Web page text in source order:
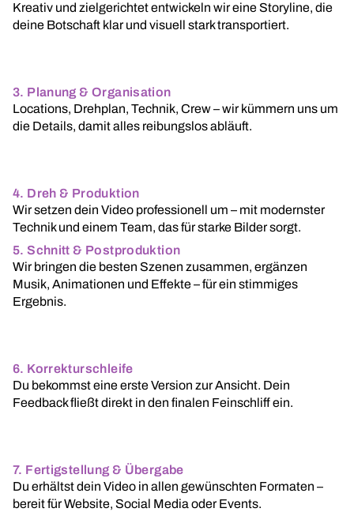
Kreativ und zielgerichtet entwickeln wir eine Storyline, die
deine Botschaft klar und visuell stark transportiert.
3. Planung & Organisation
Locations, Drehplan, Technik, Crew – wir kümmern uns um
die Details, damit alles reibungslos abläuft.
4. Dreh & Produktion
Wir setzen dein Video professionell um – mit modernster
Technik und einem Team, das für starke Bilder sorgt.
5. Schnitt & Postproduktion
Wir bringen die besten Szenen zusammen, ergänzen
Musik, Animationen und Effekte – für ein stimmiges
Ergebnis.
6. Korrekturschleife
Du bekommst eine erste Version zur Ansicht. Dein
Feedback fließt direkt in den finalen Feinschliff ein.
7. Fertigstellung & Übergabe
Du erhältst dein Video in allen gewünschten Formaten –
bereit für Website, Social Media oder Events.